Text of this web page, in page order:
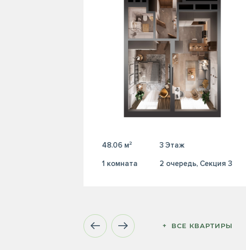
48.06 м² 3 Этаж
1 комната 2 очередь, Секция 3
+  ВСЕ КВАРТИРЫ